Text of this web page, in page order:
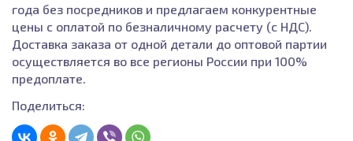
года без посредников и предлагаем конкурентные
цены с оплатой по безналичному расчету (с НДС).
Доставка заказа от одной детали до оптовой партии
осуществляется во все регионы России при 100%
предоплате.
Поделиться: